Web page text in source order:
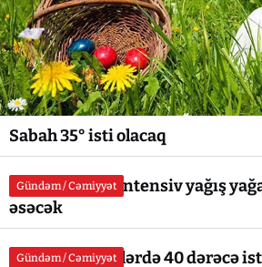
Sabah 35° isti olacaq
Gündəm / Cəmiyyət
Sabah Bakıda intensiv yağış
əsəcək
Gündəm / Cəmiyyət
Sabah bəzi yerlərdə 40 dərəcə